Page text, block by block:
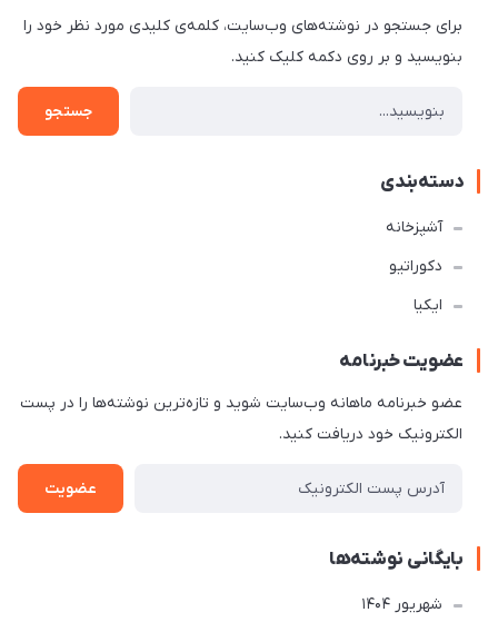
برای جستجو در نوشته‌های وب‌سایت، کلمه‌ی کلیدی مورد نظر خود را
بنویسید و بر روی دکمه کلیک کنید.
جستجو
دسته‌بندی
آشپزخانه
دکوراتیو
ایکیا
عضویت خبرنامه
عضو خبرنامه ماهانه وب‌سایت شوید و تازه‌ترین نوشته‌ها را در پست
الکترونیک خود دریافت کنید.
عضویت
بایگانی نوشته‌ها
شهریور 1404